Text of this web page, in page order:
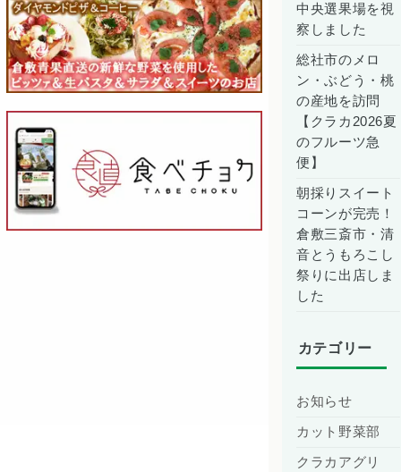
中央選果場を視
察しました
総社市のメロ
ン・ぶどう・桃
の産地を訪問
【クラカ2026夏
のフルーツ急
便】
朝採りスイート
コーンが完売！
倉敷三斎市・清
音とうもろこし
祭りに出店しま
した
カテゴリー
お知らせ
カット野菜部
クラカアグリ